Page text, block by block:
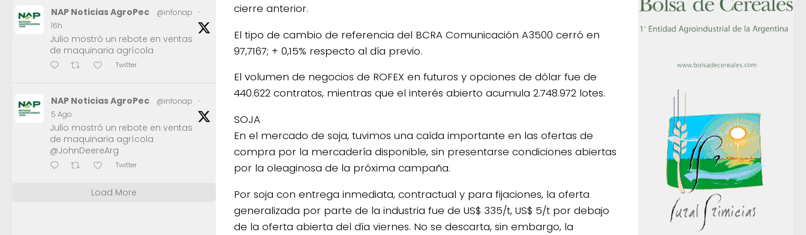
cierre anterior.
El tipo de cambio de referencia del BCRA Comunicación A3500 cerró en
97,7167; + 0,15% respecto al día previo.
El volumen de negocios de ROFEX en futuros y opciones de dólar fue de
440.622 contratos, mientras que el interés abierto acumula 2.748.972 lotes.
SOJA
En el mercado de soja, tuvimos una caída importante en las ofertas de
compra por la mercadería disponible, sin presentarse condiciones abiertas
por la oleaginosa de la próxima campaña.
Por soja con entrega inmediata, contractual y para fijaciones, la oferta
generalizada por parte de la industria fue de US$ 335/t, US$ 5/t por debajo
de la oferta abierta del día viernes. No se descarta, sin embargo, la
NAP Noticias AgroPec @infonap
·
16h
Julio mostró un rebote en ventas
de maquinaria agrícola
Twitter
NAP Noticias AgroPec @infonap
·
5 Ago
Julio mostró un rebote en ventas
de maquinaria agrícola
@JohnDeereArg
Twitter
Load More